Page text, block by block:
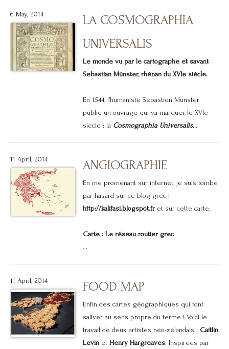
6 May, 2014
LA COSMOGRAPHIA
UNIVERSALIS
Le monde vu par le cartographe et savant
Sebastian Münster, rhénan du XVIe siècle.
En 1544, l’humaniste Sebastien Münster
publie un ouvrage qui va marquer le XVIe
siècle : la Cosmographia Universalis...
11 April, 2014 ANGIOGRAPHIE
En me promenant sur internet, je suis tombé
par hasard sur ce blog grec :
http://kalifasi.blogspot.fret sur cette carte.
Carte : Le réseau routier grec
...
11 April, 2014 FOOD MAP
Enfin des cartes géographiques qui font
saliver au sens propre du terme ! Voici le
travail de deux artistes néo-zélandais : Caitlin
Levinet Henry Hargreaves. Inspirées par